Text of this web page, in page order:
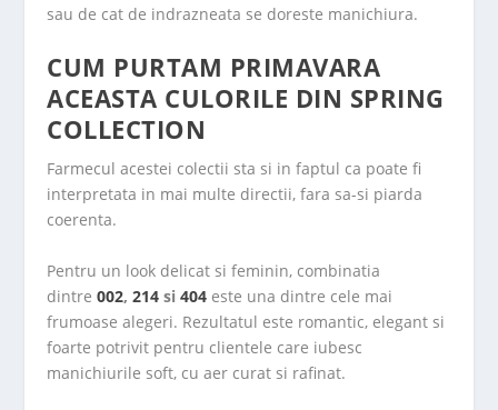
sau de cat de indrazneata se doreste manichiura.
CUM PURTAM PRIMAVARA
ACEASTA CULORILE DIN SPRING
COLLECTION
Farmecul acestei colectii sta si in faptul ca poate fi
interpretata in mai multe directii, fara sa-si piarda
coerenta.
Pentru un look delicat si feminin, combinatia
dintre002,214 si404 este una dintre cele mai
frumoase alegeri. Rezultatul este romantic, elegant si
foarte potrivit pentru clientele care iubesc
manichiurile soft, cu aer curat si rafinat.